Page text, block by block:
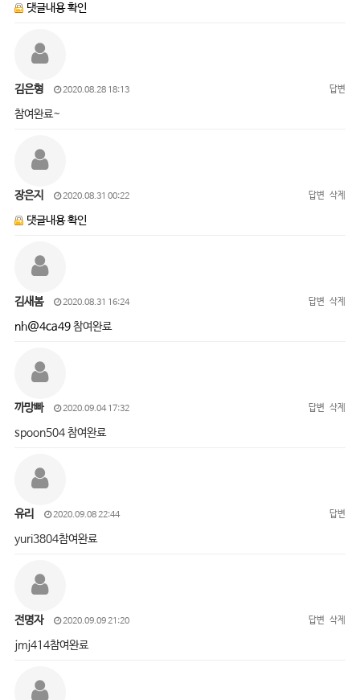
댓글내용 확인
김은형 2020.08.28 18:13 답변
참여완료~
장은지 2020.08.31 00:22 답변 삭제
댓글내용 확인
김새봄 2020.08.31 16:24 답변 삭제
nh@4ca49참여완료
까망빠 2020.09.04 17:32 답변 삭제
spoon504 참여완료
유리 2020.09.08 22:44 답변
yuri3804참여완료
전명자 2020.09.09 21:20 답변 삭제
jmj414참여완료